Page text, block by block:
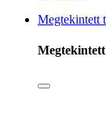
Megtekintett